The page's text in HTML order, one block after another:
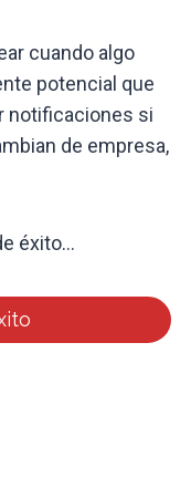
cuando algo
potencial que
notificaciones si
de empresa,
éxito…